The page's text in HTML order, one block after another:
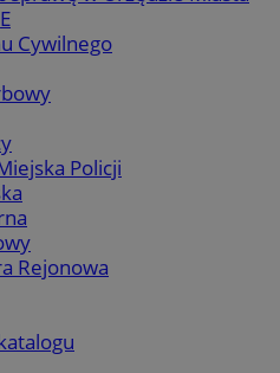
Cywilnego
Policji
Rejonowa